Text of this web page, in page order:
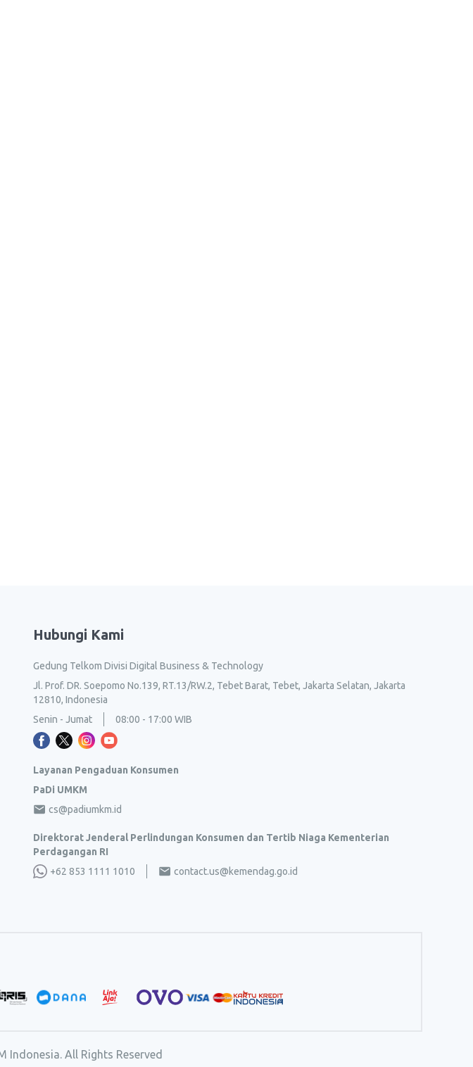
Hubungi Kami
Gedung Telkom Divisi Digital Business & Technology
Jl. Prof. DR. Soepomo No.139, RT.13/RW.2, Tebet Barat, Tebet, Jakarta Selatan, Jakarta
12810, Indonesia
Senin - Jumat
08:00 - 17:00 WIB
Layanan Pengaduan Konsumen
PaDi UMKM
cs@padiumkm.id
Direktorat Jenderal Perlindungan Konsumen dan Tertib Niaga Kementerian
Perdagangan RI
+62 853 1111 1010
contact.us@kemendag.go.id
Indonesia. All Rights Reserved